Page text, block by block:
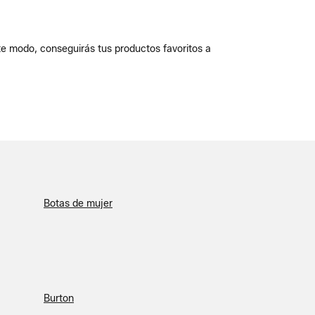
modo, conseguirás tus productos favoritos a
Botas de mujer
Burton